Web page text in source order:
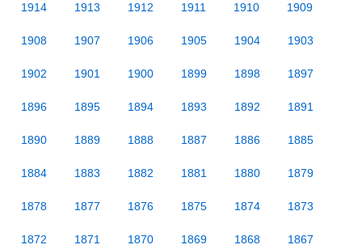
1914 1913 1912 1911 1910 1909
1908 1907 1906 1905 1904 1903
1902 1901 1900 1899 1898 1897
1896 1895 1894 1893 1892 1891
1890 1889 1888 1887 1886 1885
1884 1883 1882 1881 1880 1879
1878 1877 1876 1875 1874 1873
1872 1871 1870 1869 1868 1867